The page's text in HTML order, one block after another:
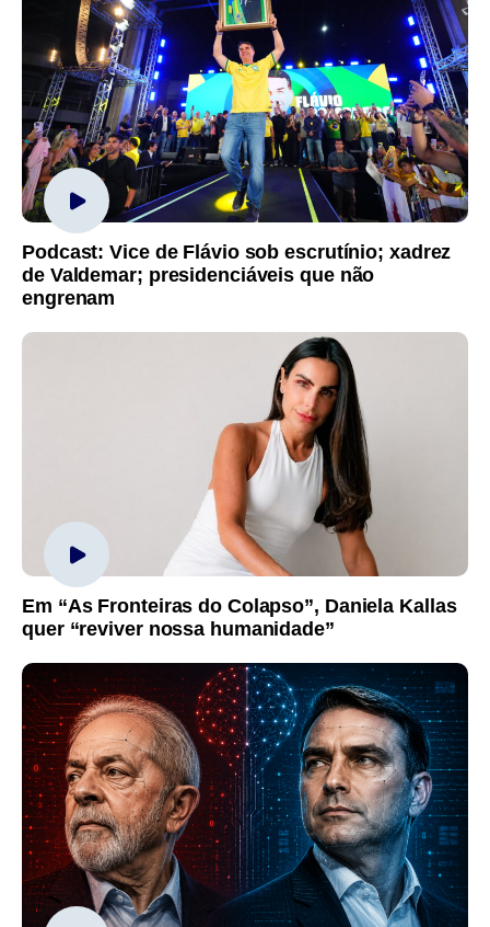
Podcast: Vice de Flávio sob escrutínio; xadrez
de Valdemar; presidenciáveis que não
engrenam
Em “As Fronteiras do Colapso”, Daniela Kallas
quer “reviver nossa humanidade”